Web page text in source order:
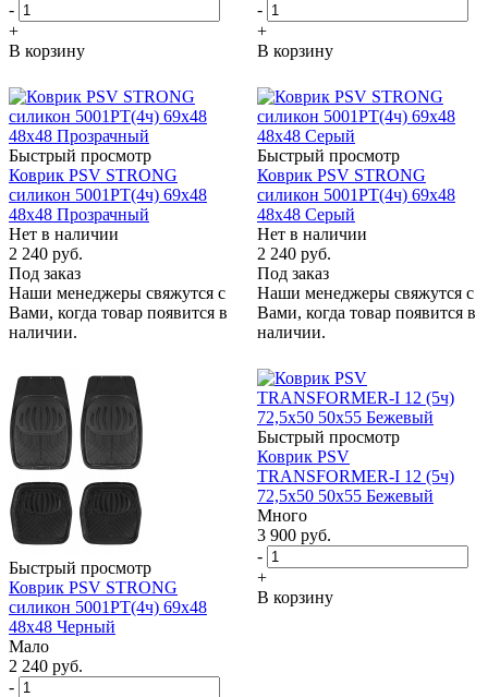
-
+
В корзину
-
+
В корзину
Быстрый просмотр
Коврик PSV STRONG
силикон 5001PT(4ч) 69х48
48х48 Прозрачный
Нет в наличии
2 240 руб.
Под заказ
Наши менеджеры свяжутся с
Вами, когда товар появится в
наличии.
Быстрый просмотр
Коврик PSV STRONG
силикон 5001PT(4ч) 69х48
48х48 Серый
Нет в наличии
2 240 руб.
Под заказ
Наши менеджеры свяжутся с
Вами, когда товар появится в
наличии.
Быстрый просмотр
Коврик PSV STRONG
силикон 5001PT(4ч) 69х48
48х48 Черный
Мало
2 240 руб.
-
Быстрый просмотр
Коврик PSV
TRANSFORMER-I 12 (5ч)
72,5х50 50х55 Бежевый
Много
3 900 руб.
-
+
В корзину